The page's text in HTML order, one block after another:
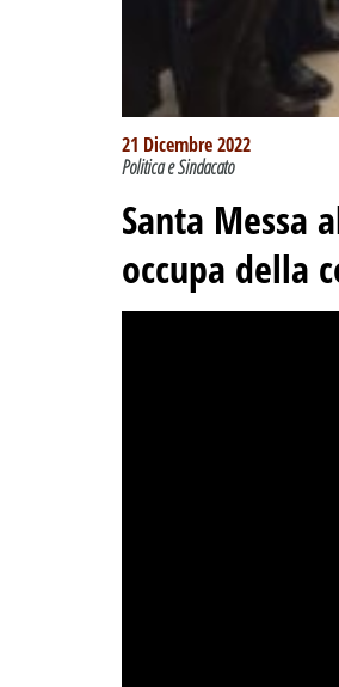
21 Dicembre 2022
Politica e Sindacato
Santa Messa
occupa della